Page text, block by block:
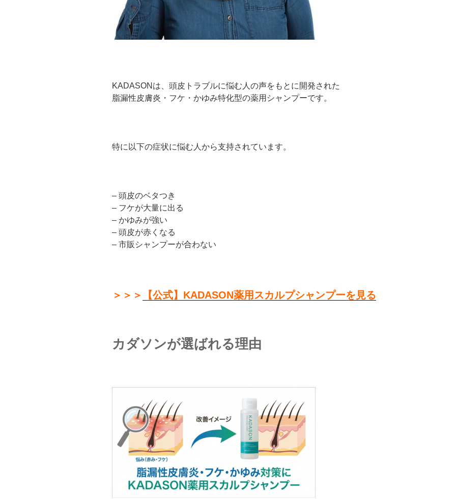
KADASONは、頭皮トラブルに悩む人の声をもとに開発された
脂漏性皮膚炎・フケ・かゆみ特化型の薬用シャンプーです。
特に以下の症状に悩む人から支持されています。
– 頭皮のベタつき
– フケが大量に出る
– かゆみが強い
– 頭皮が赤くなる
– 市販シャンプーが合わない
＞＞＞ 【公式】KADASON薬用スカルプシャンプーを見る
カダソンが選ばれる理由